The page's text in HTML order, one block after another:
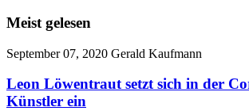
Meist gelesen
September 07, 2020 Gerald Kaufmann
Leon Löwentraut setzt sich in der
Künstler ein